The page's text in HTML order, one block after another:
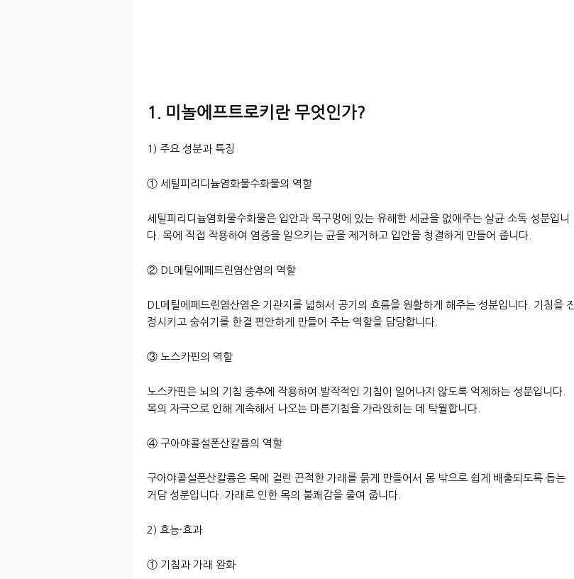
1. 미놀에프트로키란 무엇인가?
1) 주요 성분과 특징
① 세틸피리디늄염화물수화물의 역할
세틸피리디늄염화물수화물은 입안과 목구멍에 있는 유해한 세균을 없애주는 살균 소독 성분입니
다. 목에 직접 작용하여 염증을 일으키는 균을 제거하고 입안을 청결하게 만들어 줍니다.
② DL메틸에페드린염산염의 역할
DL메틸에페드린염산염은 기관지를 넓혀서 공기의 흐름을 원활하게 해주는 성분입니다. 기침을 진
정시키고 숨쉬기를 한결 편안하게 만들어 주는 역할을 담당합니다.
③ 노스카핀의 역할
노스카핀은 뇌의 기침 중추에 작용하여 발작적인 기침이 일어나지 않도록 억제하는 성분입니다.
목의 자극으로 인해 계속해서 나오는 마른기침을 가라앉히는 데 탁월합니다.
④ 구아야콜설폰산칼륨의 역할
구아야콜설폰산칼륨은 목에 걸린 끈적한 가래를 묽게 만들어서 몸 밖으로 쉽게 배출되도록 돕는
거담 성분입니다. 가래로 인한 목의 불쾌감을 줄여 줍니다.
2) 효능·효과
① 기침과 가래 완화